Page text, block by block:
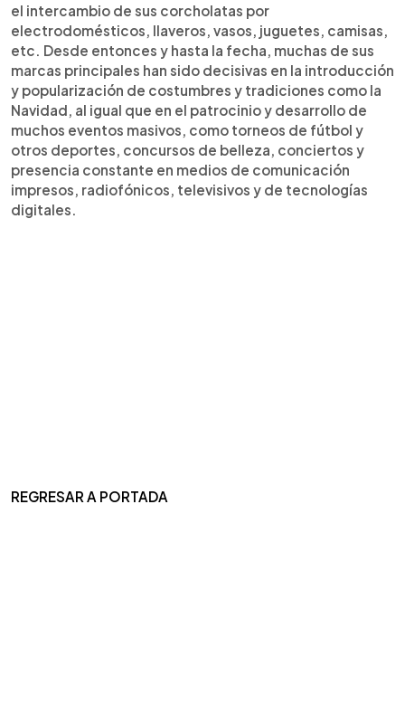
el intercambio de sus corcholatas por
electrodomésticos, llaveros, vasos, juguetes, camisas,
etc. Desde entonces y hasta la fecha, muchas de sus
marcas principales han sido decisivas en la introducción
y popularización de costumbres y tradiciones como la
Navidad, al igual que en el patrocinio y desarrollo de
muchos eventos masivos, como torneos de fútbol y
otros deportes, concursos de belleza, conciertos y
presencia constante en medios de comunicación
impresos, radiofónicos, televisivos y de tecnologías
digitales.
REGRESAR A PORTADA